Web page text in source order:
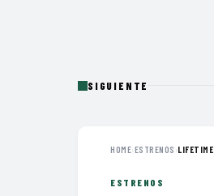
SIGUIENTE
HOME›ESTRENOS ›
ESTRENOS